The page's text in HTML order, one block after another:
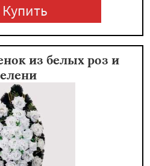
Купить
из белых роз и